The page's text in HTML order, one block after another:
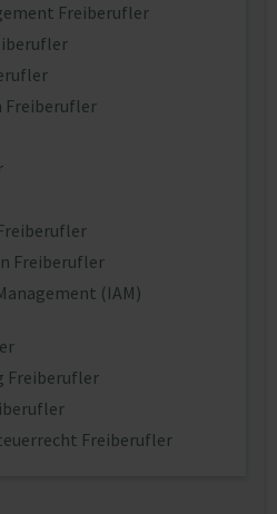
Freiberufler
Freiberufler
(IAM)
Freiberufler
Freiberufler